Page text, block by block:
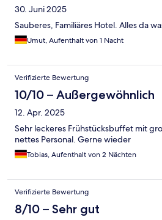
30. Juni 2025
Sauberes, Familiäres Hotel. Alles da
Umut, Aufenthalt von 1 Nacht
Verifizierte Bewertung
10/10 – Außergewöhnlich
12. Apr. 2025
Sehr leckeres Frühstücksbuffet mit
nettes Personal. Gerne wieder
Tobias, Aufenthalt von 2 Nächten
Verifizierte Bewertung
8/10 – Sehr gut